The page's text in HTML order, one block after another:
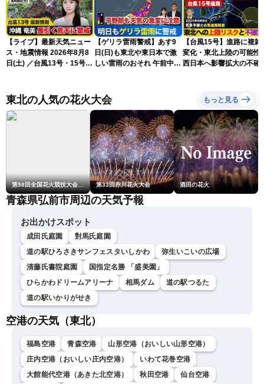
【ライブ】最新天気ニュー
ス・地震情報 2026年8月8
日(土) ／台風13号・15号
ーニュースLiVEムーン・戸
北美月／芳野達郎〉
【ゲリラ雷雨警戒】あす9
日(日)も東北や東日本で激
しい雷雨のおそれ 午前中か
【台風15号】進路に複雑
変化・東北上陸の可能性
西日本へ影響拡大の不確
東北の人気の花火大会 もっと見る
第98回全国花火競技大会「大曲の花火」 第33回赤川花火大会 酒田の花火
青森県弘前市周辺の天気予報
お出かけスポット
成田氏庭園
對馬氏庭園
道の駅ひろさきサンフェスタいしかわ
弥生いこいの広場
清藤氏書院庭園
国指定名勝 「盛美園」
ひらかわドリームアリーナ
相馬ダム
道の駅つるた
道の駅いかりがせき
空港の天気（東北）
福島空港 青森空港
山形空港（おいしい山形空港）
庄内空港（おいしい庄内空港）
いわて花巻空港
大館能代空港（あきた北空港）
秋田空港 仙台空港